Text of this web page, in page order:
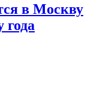
в Москву
года